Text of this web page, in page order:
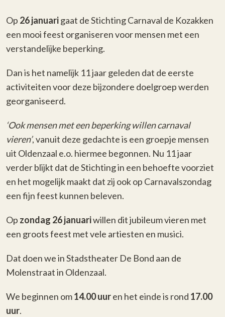
Op 26 januarigaat de Stichting Carnaval de Kozakken
een mooi feest organiseren voor mensen met een
verstandelijke beperking.
Dan is het namelijk 11 jaar geleden dat de eerste
activiteiten voor deze bijzondere doelgroep werden
georganiseerd.
‘Ook mensen met een beperking willen carnaval
vieren’, vanuit deze gedachte is een groepje mensen
uit Oldenzaal e.o. hiermee begonnen. Nu 11 jaar
verder blijkt dat de Stichting in een behoefte voorziet
en het mogelijk maakt dat zij ook op Carnavalszondag
een fijn feest kunnen beleven.
Op zondag 26 januariwillen dit jubileum vieren met
een groots feest met vele artiesten en musici.
Dat doen we in Stadstheater De Bond aan de
Molenstraat in Oldenzaal.
We beginnen om14.00 uuren het einde is rond 17.00
uur.